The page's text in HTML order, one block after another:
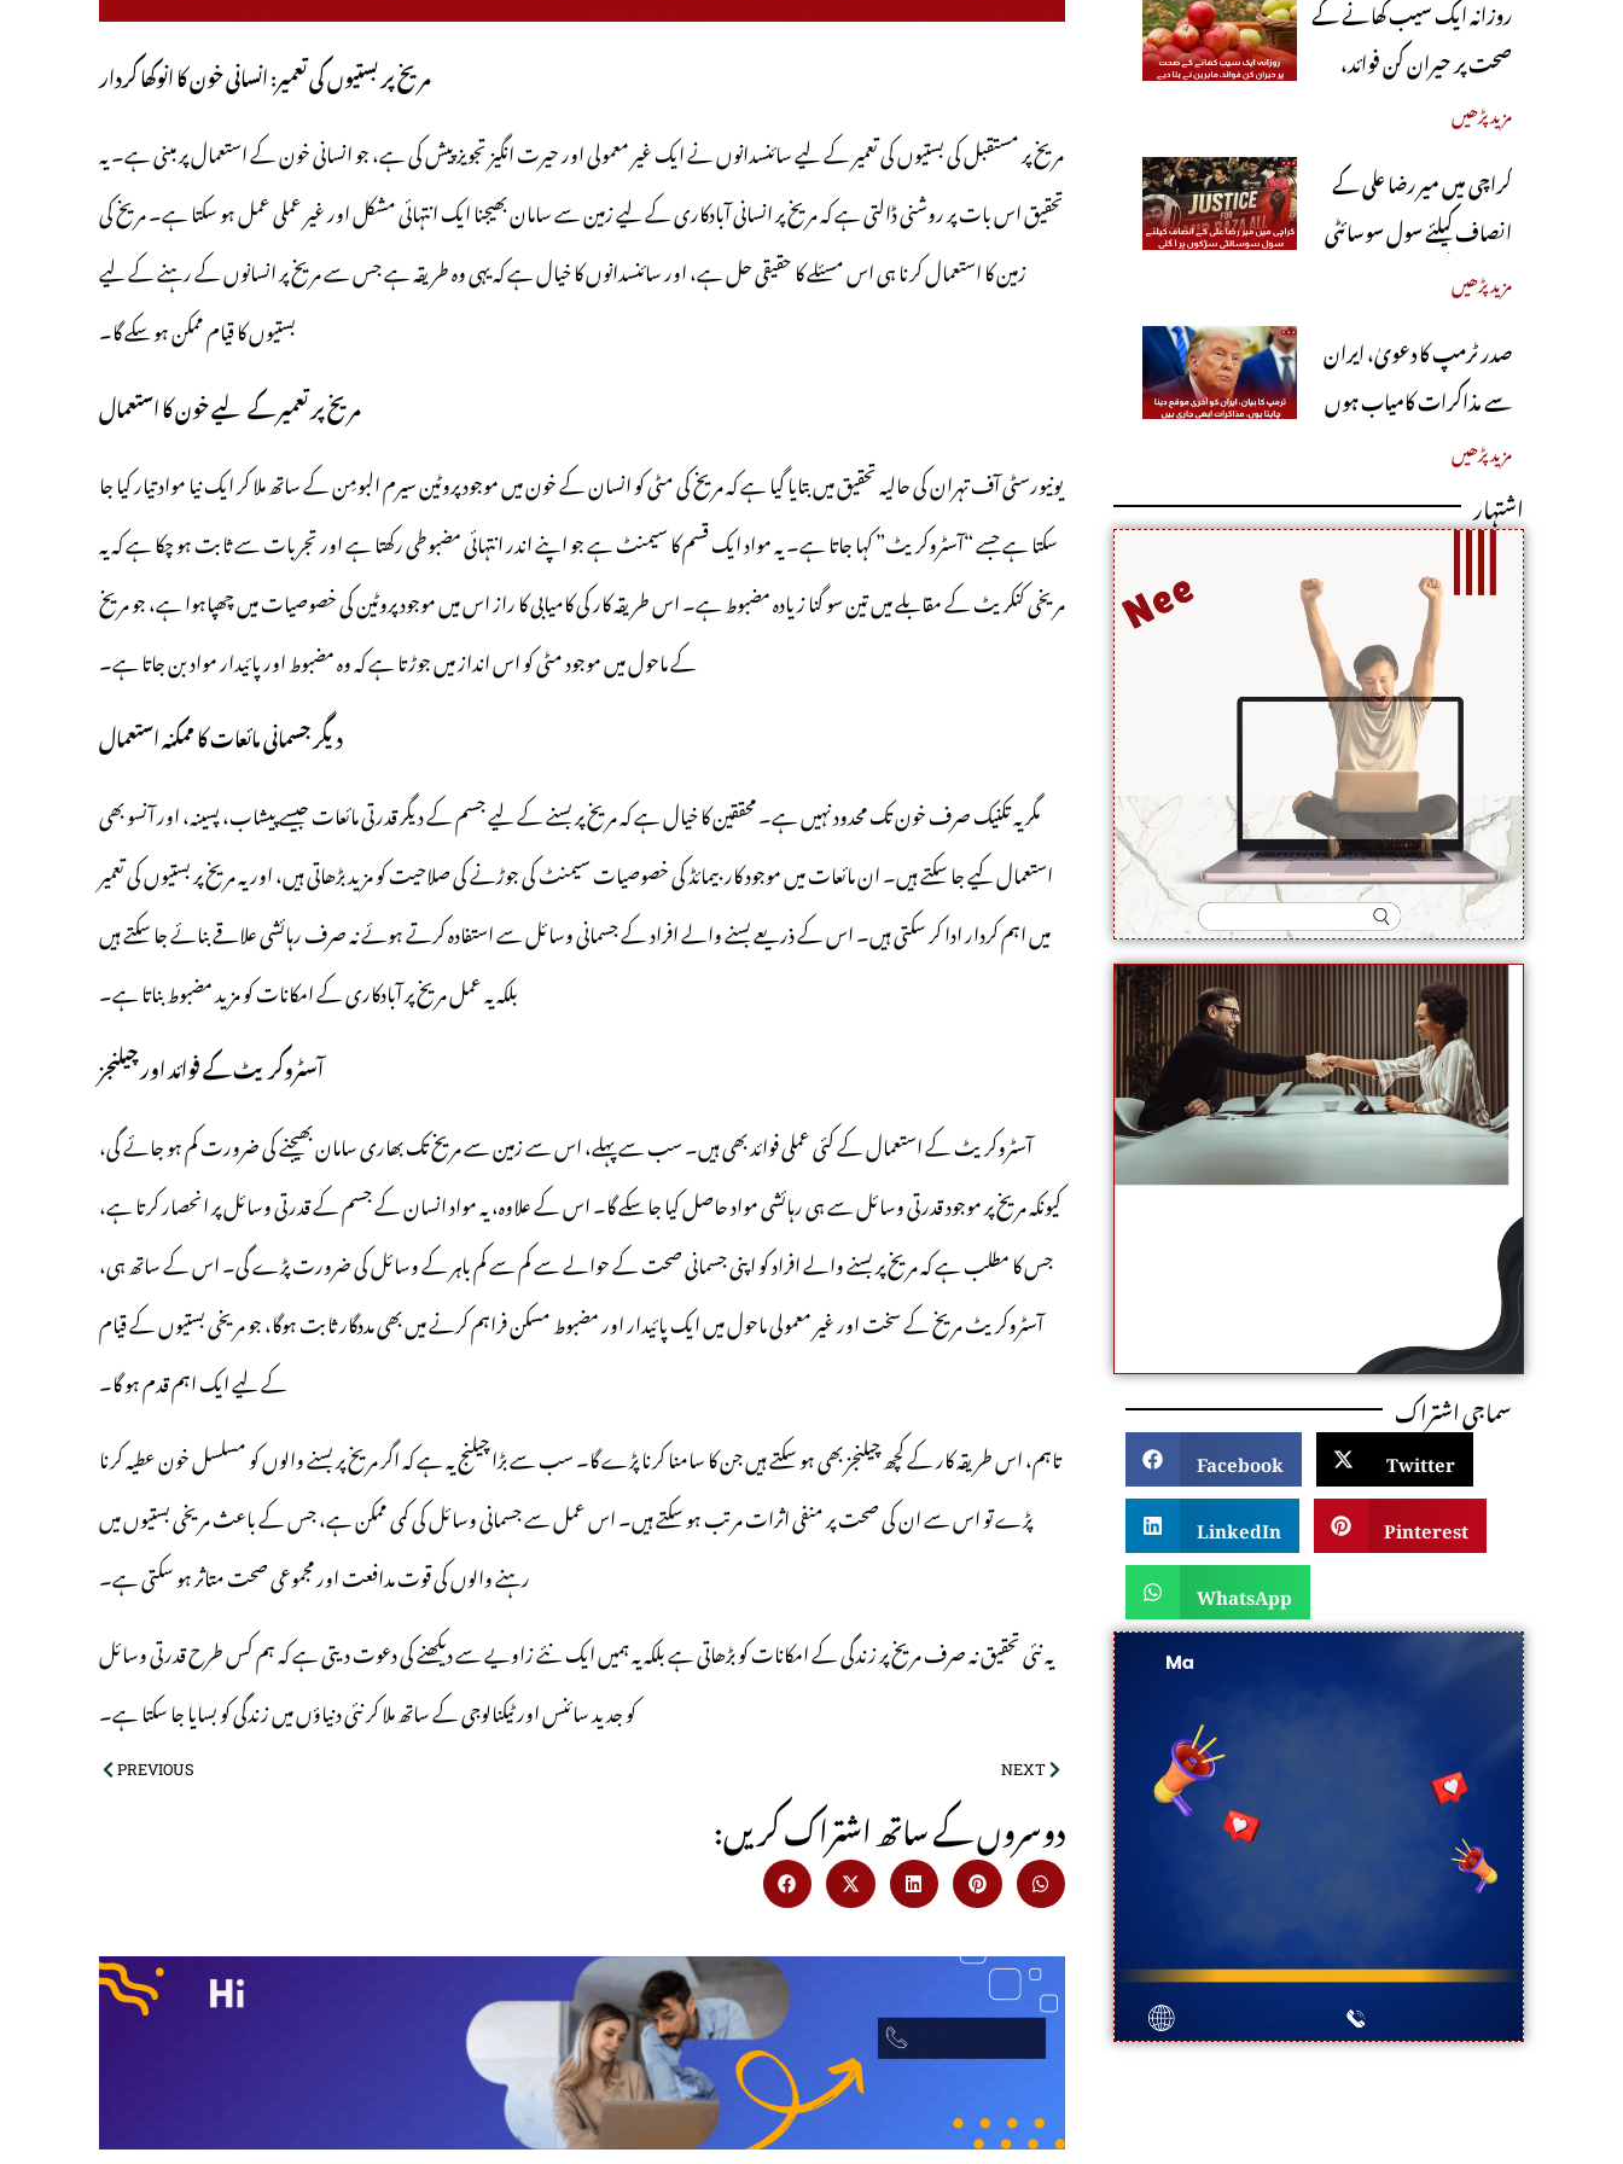
مریخ پر بستیوں کی تعمیر: انسانی خون کا انوکھا کردار
مریخ پر مستقبل کی بستیوں کی تعمیر کے لیے سائنسدانوں نے ایک غیر معمولی اور حیرت انگیز تجویز پیش کی ہے، جو انسانی خون کے استعمال پر مبنی ہے۔ یہ
تحقیق اس بات پر روشنی ڈالتی ہے کہ مریخ پر انسانی آبادکاری کے لیے زمین سے سامان بھیجنا ایک انتہائی مشکل اور غیر عملی عمل ہو سکتا ہے۔ مریخ کی
زمین کا استعمال کرنا ہی اس مسئلے کا حقیقی حل ہے، اور سائنسدانوں کا خیال ہے کہ یہی وہ طریقہ ہے جس سے مریخ پر انسانوں کے رہنے کے لیے
بستیوں کا قیام ممکن ہو سکے گا۔
مریخ پر تعمیر کے لیے خون کا استعمال
یونیورسٹی آف تہران کی حالیہ تحقیق میں بتایا گیا ہے کہ مریخ کی مٹی کو انسان کے خون میں موجود پروٹین سیرم البومِن کے ساتھ ملا کر ایک نیا مواد تیار کیا جا
سکتا ہے جسے “آسٹروکریٹ” کہا جاتا ہے۔ یہ مواد ایک قسم کا سیمنٹ ہے جو اپنے اندر انتہائی مضبوطی رکھتا ہے اور تجربات سے ثابت ہو چکا ہے کہ یہ
مریخی کنکریٹ کے مقابلے میں تین سو گنا زیادہ مضبوط ہے۔ اس طریقہ کار کی کامیابی کا راز اس میں موجود پروٹین کی خصوصیات میں چھپاہوا ہے، جو مریخ
کے ماحول میں موجود مٹی کو اس انداز میں جوڑتا ہے کہ وہ مضبوط اور پائیدار مواد بن جاتا ہے۔
دیگر جسمانی مائعات کا ممکنہ استعمال
مگر یہ تکنیک صرف خون تک محدود نہیں ہے۔ محققین کا خیال ہے کہ مریخ پر بسنے کے لیے جسم کے دیگر قدرتی مائعات جیسے پیشاب، پسینہ، اور آنسو بھی
استعمال کیے جا سکتے ہیں۔ ان مائعات میں موجود کاربیمائڈ کی خصوصیات سیمنٹ کی جوڑنے کی صلاحیت کو مزید بڑھاتی ہیں، اور یہ مریخ پر بستیوں کی تعمیر
میں اہم کردار ادا کر سکتی ہیں۔ اس کے ذریعے بسنے والے افراد کے جسمانی وسائل سے استفادہ کرتے ہوئے نہ صرف رہائشی علاقے بنائے جا سکتے ہیں
بلکہ یہ عمل مریخ پر آبادکاری کے امکانات کو مزید مضبوط بناتا ہے۔
آسٹروکریٹ کے فوائد اور چیلنجز
آسٹروکریٹ کے استعمال کے کئی عملی فوائد بھی ہیں۔ سب سے پہلے، اس سے زمین سے مریخ تک بھاری سامان بھیجنے کی ضرورت کم ہو جائے گی،
کیونکہ مریخ پر موجود قدرتی وسائل سے ہی رہائشی مواد حاصل کیا جا سکے گا۔ اس کے علاوہ، یہ مواد انسان کے جسم کے قدرتی وسائل پر انحصار کرتا ہے،
جس کا مطلب ہے کہ مریخ پر بسنے والے افراد کو اپنی جسمانی صحت کے حوالے سے کم سے کم باہر کے وسائل کی ضرورت پڑے گی۔ اس کے ساتھ ہی،
آسٹروکریٹ مریخ کے سخت اور غیر معمولی ماحول میں ایک پائیدار اور مضبوط مسکن فراہم کرنے میں بھی مددگار ثابت ہوگا، جو مریخی بستیوں کے قیام
کے لیے ایک اہم قدم ہو گا۔
تاہم، اس طریقہ کار کے کچھ چیلنجز بھی ہو سکتے ہیں جن کا سامنا کرنا پڑے گا۔ سب سے بڑا چیلنج یہ ہے کہ اگر مریخ پر بسنے والوں کو مسلسل خون عطیہ کرنا
پڑے تو اس سے ان کی صحت پر منفی اثرات مرتب ہو سکتے ہیں۔ اس عمل سے جسمانی وسائل کی کمی ممکن ہے، جس کے باعث مریخی بستیوں میں
رہنے والوں کی قوت مدافعت اور مجموعی صحت متاثر ہو سکتی ہے۔
یہ نئی تحقیق نہ صرف مریخ پر زندگی کے امکانات کو بڑھاتی ہے بلکہ یہ ہمیں ایک نئے زاویے سے دیکھنے کی دعوت دیتی ہے کہ ہم کس طرح قدرتی وسائل
کو جدید سائنس اور ٹیکنالوجی کے ساتھ ملا کر نئی دنیاؤں میں زندگی کو بسایا جا سکتا ہے۔
PREVIOUS NEXT
:دوسروں کے ساتھ اشتراک کریں
روزانہ ایک سیب کھانے کے
صحت پر حیران کن فوائد،
ماہرین نے بتا دیے
مزید پڑھیں
کراچی میں میر رضا علی کے
انصاف کیلئے سول سوسائٹی
سڑکوں پر آ گئی
مزید پڑھیں
صدر ٹرمپ کا دعویٰ، ایران
سے مذاکرات کامیاب ہوں
گے، آبنائے ہرمز جلد کھل
جائے گی
مزید پڑھیں
اشتہار
سماجی اشتراک
Facebook
Twitter
LinkedIn
Pinterest
WhatsApp